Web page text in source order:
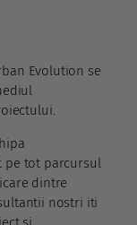
Evolution se
pe tot parcursul
dintre
nostri iti